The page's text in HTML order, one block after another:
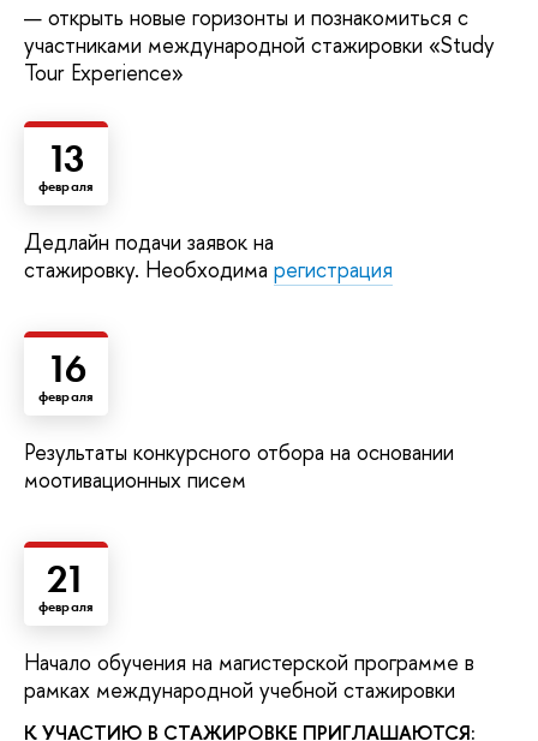
открыть новые горизонты и познакомиться с
участниками международной стажировки «Study
Tour Experience»
13
февраля
Дедлайн подачи заявок на
стажировку. Необходима регистрация
16
февраля
Результаты конкурсного отбора на основании
моотивационных писем
21
февраля
Начало обучения на магистерской программе в
рамках международной учебной стажировки
К УЧАСТИЮ В СТАЖИРОВКЕ ПРИГЛАШАЮТСЯ: